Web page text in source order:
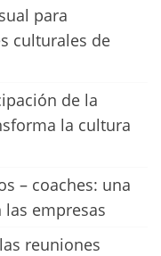
para
culturales de
de la
la cultura
– coaches: una
empresas
reuniones